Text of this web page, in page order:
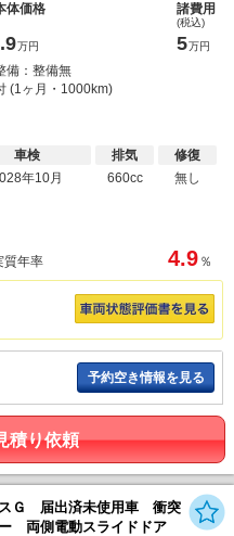
体価格
万円
諸費用
(税込)
5万円
備：整備無
(1ヶ月・1000km)
車検
年10月
排気
660cc
修復
無し
質年率 4.9 ％
予約空き情報を見る
積り依頼
Ｇ 届出済未使用車 衝突
両側電動スライドドア